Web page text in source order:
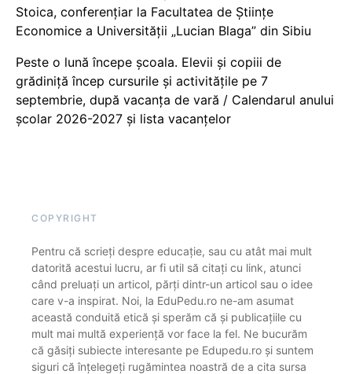
Stoica, conferențiar la Facultatea de Științe
Economice a Universității „Lucian Blaga” din Sibiu
Peste o lună începe școala. Elevii și copiii de
grădiniță încep cursurile și activitățile pe 7
septembrie, după vacanța de vară / Calendarul anului
școlar 2026-2027 și lista vacanțelor
COPYRIGHT
Pentru că scrieți despre educație, sau cu atât mai mult
datorită acestui lucru, ar fi util să citați cu link, atunci
când preluați un articol, părți dintr-un articol sau o idee
care v-a inspirat. Noi, la EduPedu.ro ne-am asumat
această conduită etică și sperăm că și publicațiile cu
mult mai multă experiență vor face la fel. Ne bucurăm
că găsiți subiecte interesante pe Edupedu.ro și suntem
siguri că înțelegeți rugămintea noastră de a cita sursa